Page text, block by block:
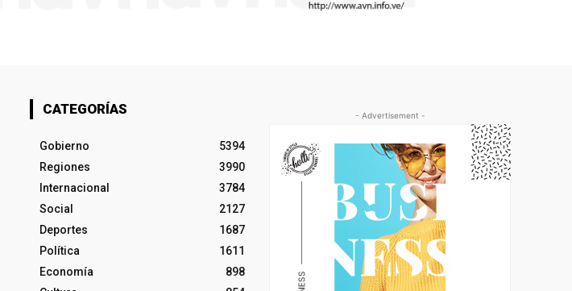
CATEGORÍAS
Gobierno
5394
Regiones
3990
Internacional
3784
Social
2127
Deportes
1687
Política
1611
Economía
898
- Advertisement -